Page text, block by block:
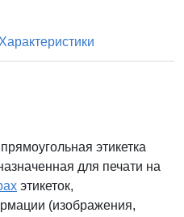
Характеристики
этикетка
для печати на
этикеток,
(изображения,